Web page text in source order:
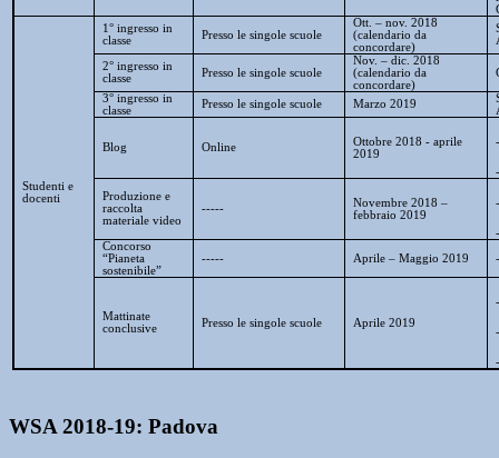
Studenti e
docenti
1° ingresso in
classe
Presso le singole scuole
Ott. – nov. 2018
(calendario da
concordare)
2° ingresso in
classe
Presso le singole scuole
Nov. – dic. 2018
(calendario da
concordare)
3° ingresso in
classe
Presso le singole scuole Marzo 2019
Blog Online
Ottobre 2018 - aprile
2019
Produzione e
raccolta
materiale video
-----
Novembre 2018 –
febbraio 2019
Concorso
“Pianeta
sostenibile”
----- Aprile – Maggio 2019
Mattinate
conclusive
Presso le singole scuole Aprile 2019
WSA 2018-19: Padova